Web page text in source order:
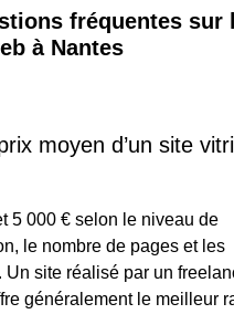
fréquentes sur
à Nantes
moyen d’un site
5 000 € selon le niveau de
le nombre de pages et les
Un site réalisé par un
généralement le meilleur